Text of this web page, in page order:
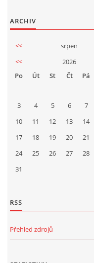
ARCHIV
<< srpen
<<
2026
Po
Út St Čt Pá
3
4 5 6 7
10
11 12 13 14
17
18 19 20 21
24
25 26 27 28
31
RSS
Přehled zdrojů